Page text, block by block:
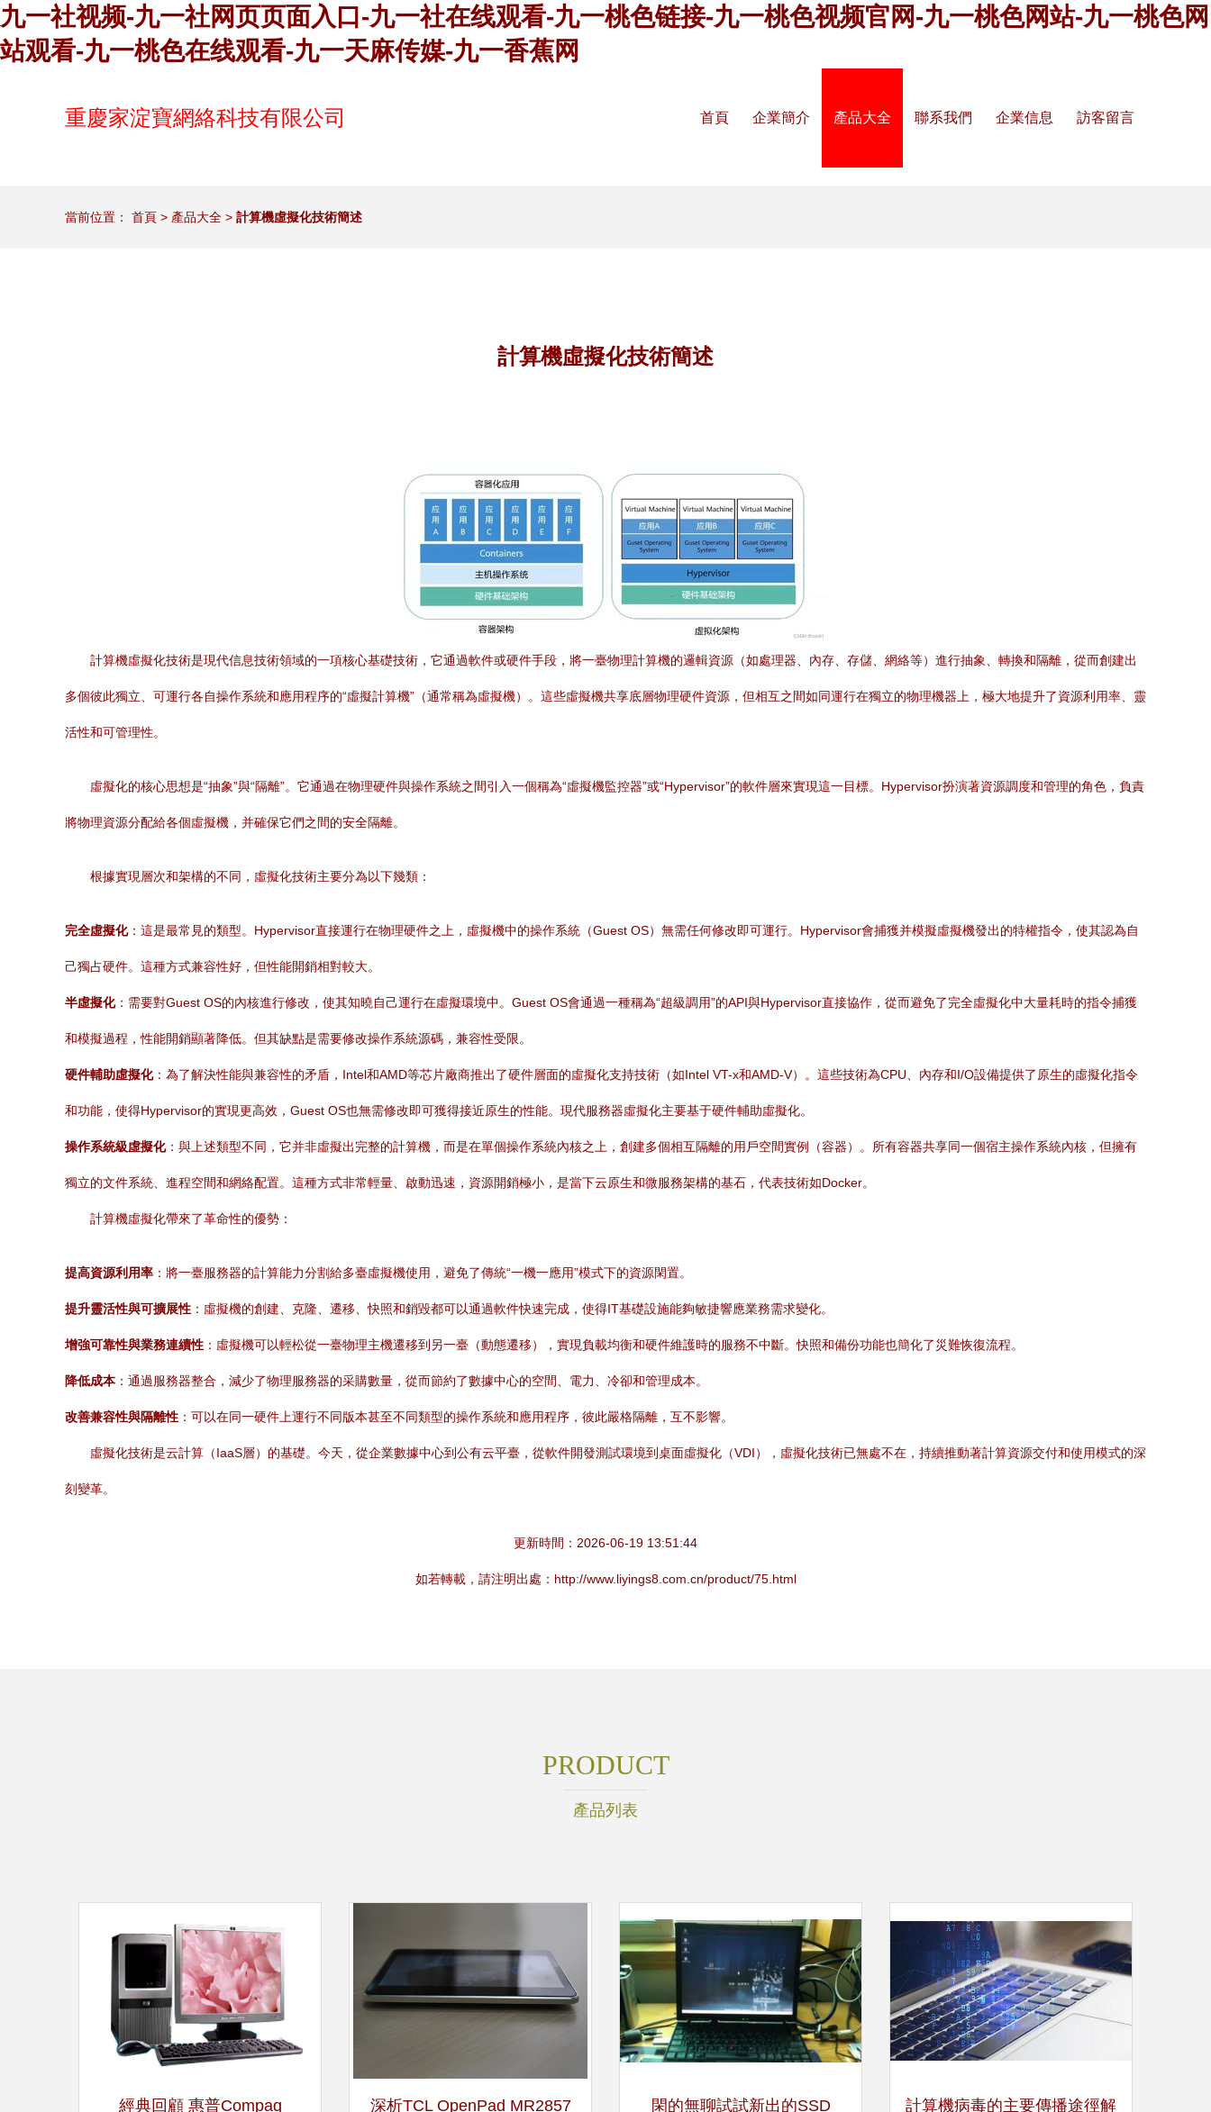
九一社视频-九一社网页页面入口-九一社在线观看-九一桃色链接-九一桃色视频官网-九一桃色网站-九一桃色网
站观看-九一桃色在线观看-九一天麻传媒-九一香蕉网
重慶家淀寶網絡科技有限公司 首頁 企業簡介 產品大全 聯系我們 企業信息 訪客留言
當前位置： 首頁 > 產品大全 > 計算機虛擬化技術簡述
計算機虛擬化技術簡述
計算機虛擬化技術是現代信息技術領域的一項核心基礎技術，它通過軟件或硬件手段，將一臺物理計算機的邏輯資源（如處理器、內存、存儲、網絡等）進行抽象、轉換和隔離，從而創建出
多個彼此獨立、可運行各自操作系統和應用程序的“虛擬計算機”（通常稱為虛擬機）。這些虛擬機共享底層物理硬件資源，但相互之間如同運行在獨立的物理機器上，極大地提升了資源利用率、靈
活性和可管理性。
虛擬化的核心思想是“抽象”與“隔離”。它通過在物理硬件與操作系統之間引入一個稱為“虛擬機監控器”或“Hypervisor”的軟件層來實現這一目標。Hypervisor扮演著資源調度和管理的角色，負責
將物理資源分配給各個虛擬機，并確保它們之間的安全隔離。
根據實現層次和架構的不同，虛擬化技術主要分為以下幾類：
完全虛擬化：這是最常見的類型。Hypervisor直接運行在物理硬件之上，虛擬機中的操作系統（Guest OS）無需任何修改即可運行。Hypervisor會捕獲并模擬虛擬機發出的特權指令，使其認為自
己獨占硬件。這種方式兼容性好，但性能開銷相對較大。
半虛擬化：需要對Guest OS的內核進行修改，使其知曉自己運行在虛擬環境中。Guest OS會通過一種稱為“超級調用”的API與Hypervisor直接協作，從而避免了完全虛擬化中大量耗時的指令捕獲
和模擬過程，性能開銷顯著降低。但其缺點是需要修改操作系統源碼，兼容性受限。
硬件輔助虛擬化：為了解決性能與兼容性的矛盾，Intel和AMD等芯片廠商推出了硬件層面的虛擬化支持技術（如Intel VT-x和AMD-V）。這些技術為CPU、內存和I/O設備提供了原生的虛擬化指令
和功能，使得Hypervisor的實現更高效，Guest OS也無需修改即可獲得接近原生的性能。現代服務器虛擬化主要基于硬件輔助虛擬化。
操作系統級虛擬化：與上述類型不同，它并非虛擬出完整的計算機，而是在單個操作系統內核之上，創建多個相互隔離的用戶空間實例（容器）。所有容器共享同一個宿主操作系統內核，但擁有
獨立的文件系統、進程空間和網絡配置。這種方式非常輕量、啟動迅速，資源開銷極小，是當下云原生和微服務架構的基石，代表技術如Docker。
計算機虛擬化帶來了革命性的優勢：
提高資源利用率 ：將一臺服務器的計算能力分割給多臺虛擬機使用，避免了傳統“一機一應用”模式下的資源閑置。
提升靈活性與可擴展性 ：虛擬機的創建、克隆、遷移、快照和銷毀都可以通過軟件快速完成，使得IT基礎設施能夠敏捷響應業務需求變化。
增強可靠性與業務連續性 ：虛擬機可以輕松從一臺物理主機遷移到另一臺（動態遷移），實現負載均衡和硬件維護時的服務不中斷。快照和備份功能也簡化了災難恢復流程。
降低成本：通過服務器整合，減少了物理服務器的采購數量，從而節約了數據中心的空間、電力、冷卻和管理成本。
改善兼容性與隔離性 ：可以在同一硬件上運行不同版本甚至不同類型的操作系統和應用程序，彼此嚴格隔離，互不影響。
虛擬化技術是云計算（IaaS層）的基礎。今天，從企業數據中心到公有云平臺，從軟件開發測試環境到桌面虛擬化（VDI），虛擬化技術已無處不在，持續推動著計算資源交付和使用模式的深
刻變革。
更新時間：2026-06-19 13:51:44
如若轉載，請注明出處：http://www.liyings8.com.cn/product/75.html
PRODUCT
產品列表
經典回顧 惠普Compaq 深析TCL OpenPad MR2857 閑的無聊試試新出的SSD 計算機病毒的主要傳播途徑解